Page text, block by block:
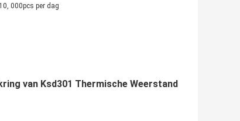
10, 000pcs per dag
van Ksd301 Thermische Weerstand